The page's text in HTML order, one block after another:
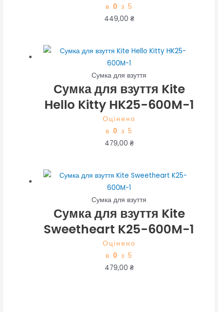
в 0 з 5
449,00 ₴
Сумка для взуття
Сумка для взуття Kite
Hello Kitty HK25-600M-1
Оцінено
в 0 з 5
479,00 ₴
Сумка для взуття
Сумка для взуття Kite
Sweetheart K25-600M-1
Оцінено
в 0 з 5
479,00 ₴